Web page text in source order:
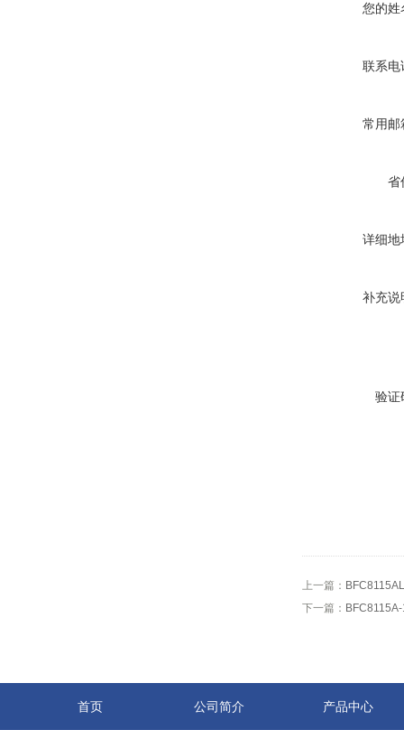
您的姓
联系电
常用邮
省
详细地
补充说
验证
上一篇：
下一篇：
首页 公司简介 产品中心